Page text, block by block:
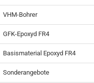
VHM-Bohrer
GFK-Epoxyd FR4
Basismaterial Epoxyd FR4
Sonderangebote